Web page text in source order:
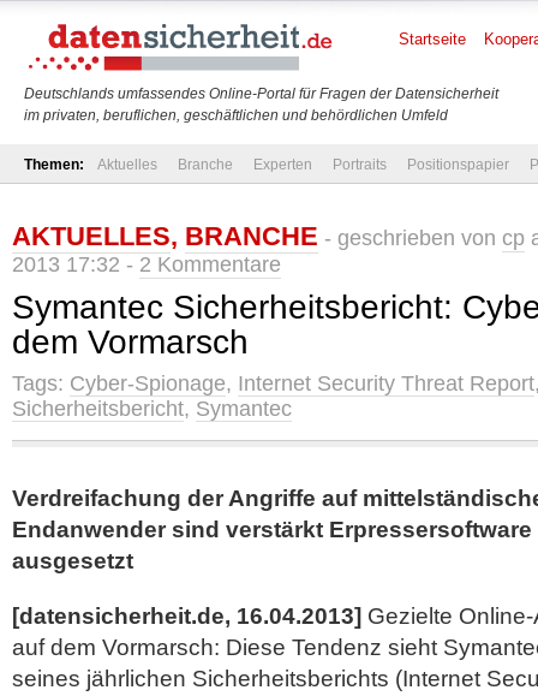
Deutschlands umfassendes Online-Portal für Fragen der Datensicherheit
im privaten, beruflichen, geschäftlichen und behördlichen Umfeld
Startseite
Themen: Aktuelles Branche Experten Portraits Positionspapier
AKTUELLES, BRANCHE - geschrieben von cp
2013 17:32 - 2 Kommentare
Symantec Sicherheitsbericht:
dem Vormarsch
Tags: Cyber-Spionage, Internet Security Threat Report
Sicherheitsbericht, Symantec
Verdreifachung der Angriffe auf
Endanwender sind verstärkt
ausgesetzt
[datensicherheit.de, 16.04.2013] Gezielte
auf dem Vormarsch: Diese Tendenz sieht
seines jährlichen Sicherheitsberichts (Internet